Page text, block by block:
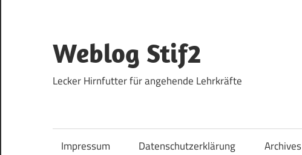
springen
Weblog Stif2
Lecker Hirnfutter für angehende Lehrkräfte
Impressum Datenschutzerklärung Archives